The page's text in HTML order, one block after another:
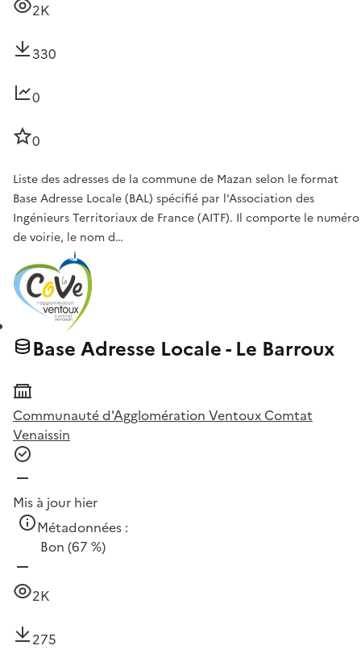
2K
330
0
0
Liste des adresses de la commune de Mazan selon le format
Base Adresse Locale (BAL) spécifié par l'Association des
Ingénieurs Territoriaux de France (AITF). Il comporte le numéro
de voirie, le nom d…
Base Adresse Locale - Le Barroux
Communauté d'Agglomération Ventoux Comtat
Venaissin
Mis à jour hier
Métadonnées :
Bon (67 %)
2K
275